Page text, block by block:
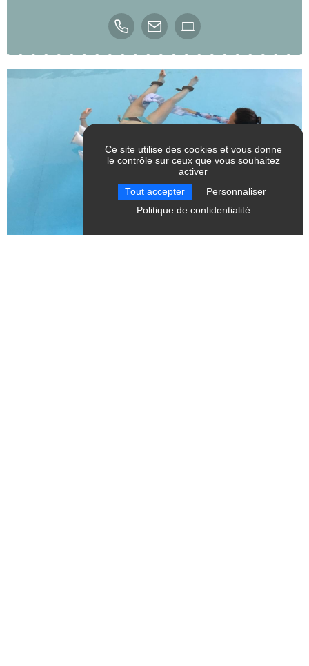
Ce site utilise des cookies et vous donne
le contrôle sur ceux que vous souhaitez
activer
Tout accepter Personnaliser
Politique de confidentialité